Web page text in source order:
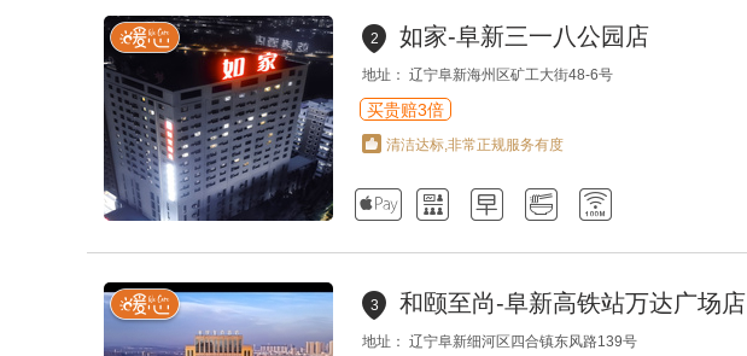
2 如家-阜新三一八公园店
地址： 辽宁阜新海州区矿工大街48-6号
买贵赔3倍
清洁达标,非常正规服务有度
    
3 和颐至尚-阜新高铁站万达广场店
地址： 辽宁阜新细河区四合镇东风路139号